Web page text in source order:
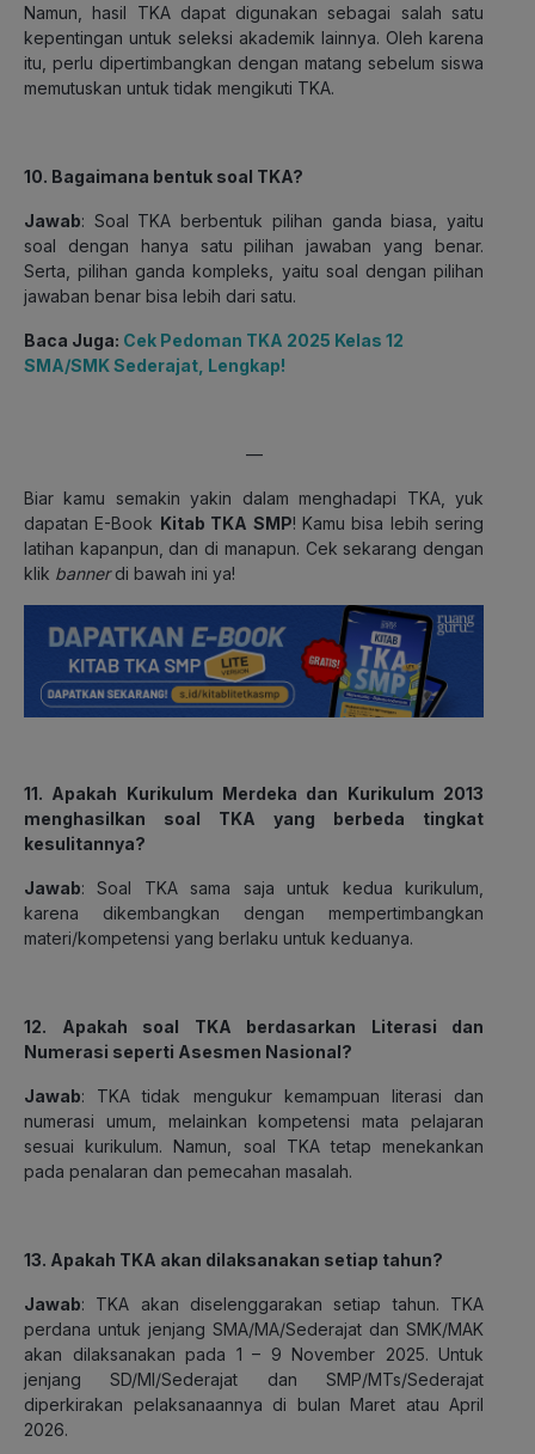
Namun, hasil TKA dapat digunakan sebagai salah satu
kepentingan untuk seleksi akademik lainnya. Oleh karena
itu, perlu dipertimbangkan dengan matang sebelum siswa
memutuskan untuk tidak mengikuti TKA.
10. Bagaimana bentuk soal TKA?
Jawab: Soal TKA berbentuk pilihan ganda biasa, yaitu
soal dengan hanya satu pilihan jawaban yang benar.
Serta, pilihan ganda kompleks, yaitu soal dengan pilihan
jawaban benar bisa lebih dari satu.
Baca Juga: Cek Pedoman TKA 2025 Kelas 12
SMA/SMK Sederajat, Lengkap!
—
Biar kamu semakin yakin dalam menghadapi TKA, yuk
dapatan E-Book Kitab TKA SMP! Kamu bisa lebih sering
latihan kapanpun, dan di manapun. Cek sekarang dengan
klik bannerdi bawah ini ya!
11. Apakah Kurikulum Merdeka dan Kurikulum 2013
menghasilkan soal TKA yang berbeda tingkat
kesulitannya?
Jawab: Soal TKA sama saja untuk kedua kurikulum,
karena dikembangkan dengan mempertimbangkan
materi/kompetensi yang berlaku untuk keduanya.
12. Apakah soal TKA berdasarkan Literasi dan
Numerasi seperti Asesmen Nasional?
Jawab: TKA tidak mengukur kemampuan literasi dan
numerasi umum, melainkan kompetensi mata pelajaran
sesuai kurikulum. Namun, soal TKA tetap menekankan
pada penalaran dan pemecahan masalah.
13. Apakah TKA akan dilaksanakan setiap tahun?
Jawab: TKA akan diselenggarakan setiap tahun. TKA
perdana untuk jenjang SMA/MA/Sederajat dan SMK/MAK
akan dilaksanakan pada 1 – 9 November 2025. Untuk
jenjang SD/MI/Sederajat dan SMP/MTs/Sederajat
diperkirakan pelaksanaannya di bulan Maret atau April
2026.